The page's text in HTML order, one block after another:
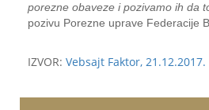
porezne obaveze i pozivamo ih da
pozivu Porezne uprave Federacije
IZVOR: Vebsajt Faktor, 21.12.2017.